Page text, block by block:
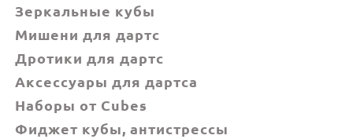
Зеркальные кубы
Мишени для дартс
Дротики для дартс
Аксессуары для дартса
Наборы от Cubes
Фиджет кубы, антистрессы